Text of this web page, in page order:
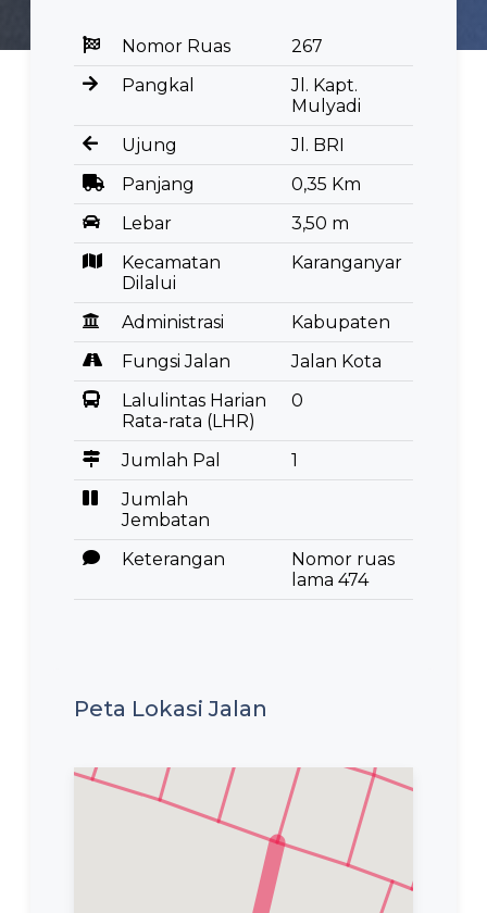
Nomor Ruas
267
Pangkal
Jl. Kapt.
Mulyadi
Ujung
Jl. BRI
Panjang
0,35 Km
Lebar
3,50 m
Kecamatan
Dilalui
Karanganyar
Administrasi
Kabupaten
Fungsi Jalan
Jalan Kota
Lalulintas Harian
Rata-rata (LHR)
0
Jumlah Pal
1
Jumlah
Jembatan
Keterangan
Nomor ruas
lama 474
Peta Lokasi Jalan